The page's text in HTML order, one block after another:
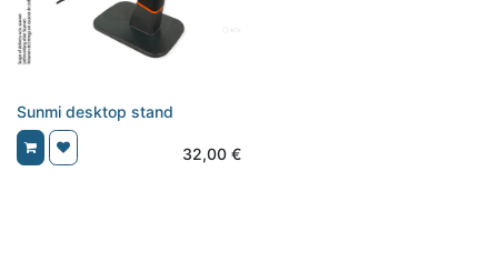
Sunmi desktop stand
32,00€